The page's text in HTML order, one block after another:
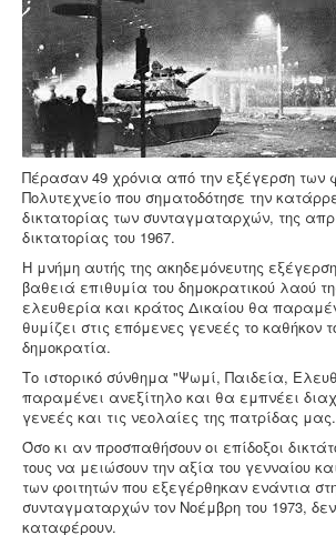
Πέρασαν 49 χρόνια από την εξέγερση των
Πολυτεχνείο που σηματοδότησε την
δικτατορίας των συνταγματαρχών, της
δικτατορίας του 1967.
Η μνήμη αυτής της ακηδεμόνευτης
βαθειά επιθυμία του δημοκρατικού λαού
ελευθερία και κράτος Δικαίου θα
θυμίζει στις επόμενες γενεές το καθήκον
δημοκρατία.
Το ιστορικό σύνθημα "Ψωμί, Παιδεία,
παραμένει ανεξίτηλο και θα εμπνέει
γενεές και τις νεολαίες της πατρίδας μας.
Όσο κι αν προσπαθήσουν οι επίδοξοι
τους να μειώσουν την αξία του γενναίου
των φοιτητών που εξεγέρθηκαν ενάντια
συνταγματαρχών τον Νοέμβρη του 1973,
καταφέρουν.